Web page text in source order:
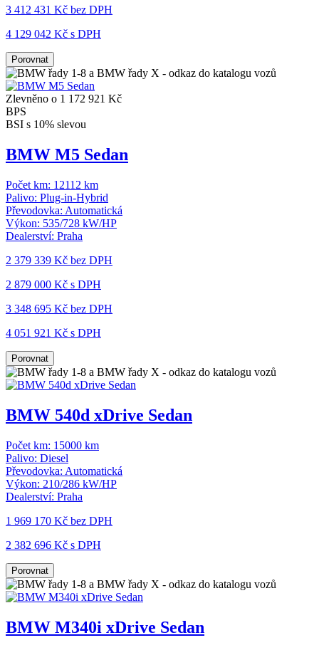
3 412 431 Kč bez DPH
4 129 042 Kč s DPH
Porovnat
Zlevněno o 1 172 921 Kč
BPS
BSI s 10% slevou
BMW M5 Sedan
Počet km: 12112 km
Palivo: Plug-in-Hybrid
Převodovka: Automatická
Výkon: 535/728 kW/HP
Dealerství: Praha
2 379 339 Kč bez DPH
2 879 000 Kč s DPH
3 348 695 Kč bez DPH
4 051 921 Kč s DPH
Porovnat
BMW 540d xDrive Sedan
Počet km: 15000 km
Palivo: Diesel
Převodovka: Automatická
Výkon: 210/286 kW/HP
Dealerství: Praha
1 969 170 Kč bez DPH
2 382 696 Kč s DPH
Porovnat
BMW M340i xDrive Sedan